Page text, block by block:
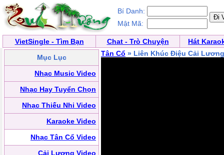
Bí Danh:
Mật Mã:
VietSingle - Tìm Bạn Chat - Trò Chuyện
Hát
Mục Lục
Nhạc Music Video
Nhạc Hay Tuyển Chọn
Nhạc Thiếu Nhi Video
Karaoke Video
Nhạc Tân Cổ Video
Cải Lương Video
Tân Cổ » Liên Khúc Điệu Cải